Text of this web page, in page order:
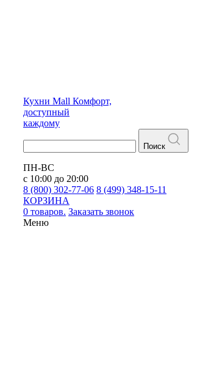
Кухни Mall Комфорт,
доступный
каждому
Поиск
ПН-ВС
с 10:00 до 20:00
8 (800) 302-77-06 8 (499) 348-15-11
КОРЗИНА
0 товаров. Заказать звонок
Меню